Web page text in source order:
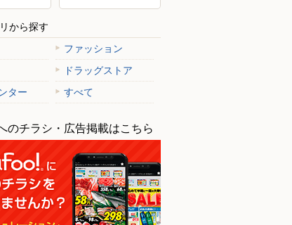
から探す
ファッション
ドラッグストア
ター
すべて
のチラシ・広告掲載はこちら